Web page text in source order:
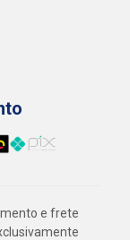
e frete